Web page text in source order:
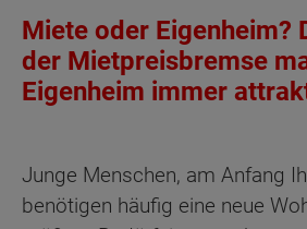
Miete oder Eigenheim?
der Mietpreisbremse
Eigenheim immer
Junge Menschen, am Anfang
benötigen häufig eine neue